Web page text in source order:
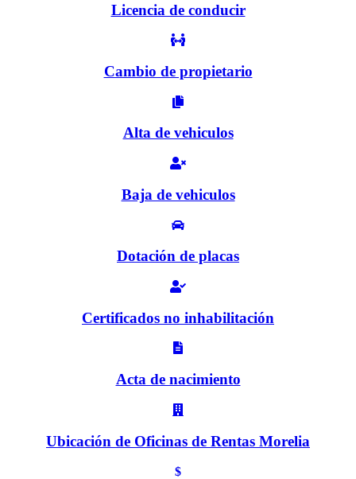
Licencia de conducir
Cambio de propietario
Alta de vehiculos
Baja de vehiculos
Dotación de placas
Certificados no inhabilitación
Acta de nacimiento
Ubicación de Oficinas de Rentas Morelia
$